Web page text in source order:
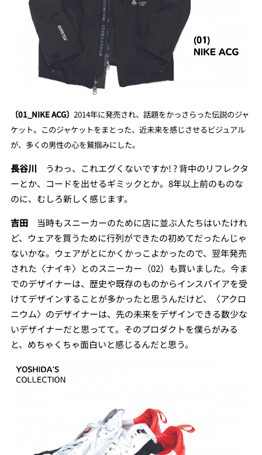
〔01_NIKE ACG〕 2014年に発売され、話題をかっさらった伝説のジャ
ケット。このジャケットをまとった、近未来を感じさせるビジュアル
が、多くの男性の心を鷲掴みにした。
長谷川 うわっ、これエグくないですか! ? 背中のリフレクタ
ーとか、コードを出せるギミックとか。8年以上前のものな
のに、むしろ新しく感じます。
吉田当時もスニーカーのために店に並ぶ人たちはいたけれ
ど、ウェアを買うために行列ができたの初めてだったんじゃ
ないかな。ウェアがとにかくかっこよかったので、翌年発売
された〈ナイキ〉とのスニーカー（02）も買いました。今ま
でのデザイナーは、歴史や既存のものからインスパイアを受
けてデザインすることが多かったと思うんだけど、〈アクロ
ニウム〉のデザイナーは、先の未来をデザインできる数少な
いデザイナーだと思ってて。そのプロダクトを僕らがみる
と、めちゃくちゃ面白いと感じるんだと思う。